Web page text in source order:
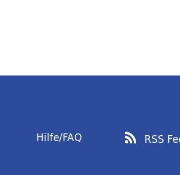
Hilfe/FAQ RSS